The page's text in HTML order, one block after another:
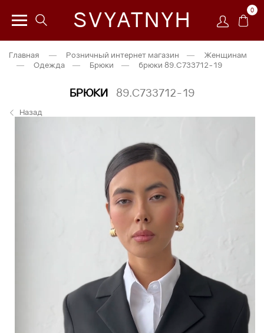
SVYATNYH 0
Главная — Розничный интернет магазин —
Женщинам
—
Одежда — Брюки — брюки 89.С733712-19
БРЮКИ 89.С733712-19
Назад